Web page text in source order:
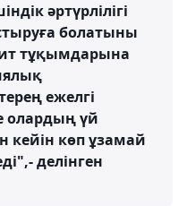
әртүрлілігі
болатыны
тұқымдарына
ежелгі
олардың үй
кейін көп ұзамай
делінген